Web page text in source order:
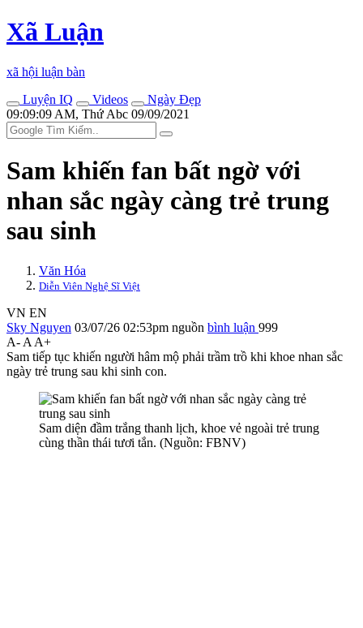
Xã Luận
xã hội luận bàn
Luyện IQ
Videos
Ngày Đẹp
09:09:09 AM, Thứ Abc 09/09/2021
Sam khiến fan bất ngờ với
nhan sắc ngày càng trẻ trung
sau sinh
Văn Hóa
Diễn Viên Nghệ Sĩ Việt
VN EN
Sky Nguyen 03/07/26 02:53pm nguồn bình luận 999
A- A A+
Sam tiếp tục khiến người hâm mộ phải trầm trồ khi khoe nhan sắc
ngày trẻ trung sau khi sinh con.
Sam diện đầm trắng thanh lịch, khoe vẻ ngoài trẻ trung
cùng thần thái tươi tắn. (Nguồn: FBNV)